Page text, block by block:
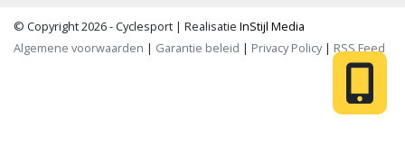
© Copyright 2026 - Cyclesport | Realisatie InStijl Media
Algemene voorwaarden | Garantie beleid | Privacy Policy| RSS Feed